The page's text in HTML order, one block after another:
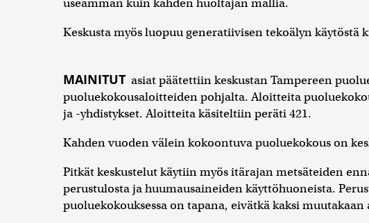
useamman kuin kahden huoltajan mallia.
Keskusta myös luopuu generatiivisen tekoälyn käytöstä
MAINITUT asiat päätettiin keskustan Tampereen
puoluekokousaloitteiden pohjalta. Aloitteita
ja -yhdistykset. Aloitteita käsiteltiin peräti 421.
Kahden vuoden välein kokoontuva puoluekokous on
Pitkät keskustelut käytiin myös itärajan metsäteiden
perustulosta ja huumausaineiden käyttöhuoneista.
puoluekokouksessa on tapana, eivätkä kaksi muutakaan